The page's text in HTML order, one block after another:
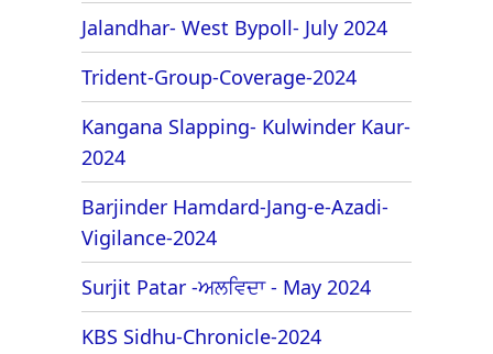
Jalandhar- West Bypoll- July 2024
Trident-Group-Coverage-2024
Kangana Slapping- Kulwinder Kaur-
2024
Barjinder Hamdard-Jang-e-Azadi-
Vigilance-2024
Surjit Patar -ਅਲਵਿਦਾ - May 2024
KBS Sidhu-Chronicle-2024